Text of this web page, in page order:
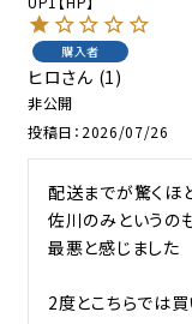
購入者
ヒロ 1
非公開
投稿日 2026/07/26
配送までが驚くほ
佐川のみというの
最悪と感じました
2度とこちらでは